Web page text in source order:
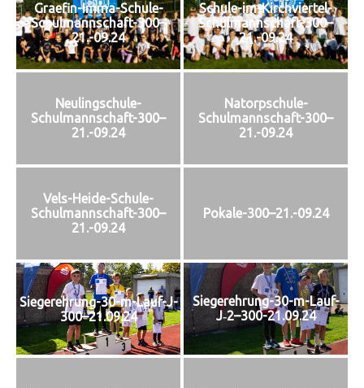
Graefin-Imma-Schule-
Schulmannschaft-300–
21.-09.24
Schule-im-Kirchviertel-
Schulmannschaft-300–
21.-09.24
Neulingschule-
Schulmannschaft-300–
21.-09.24
Natorpschule-
Schulmannschaft-300–
21.-09.24
Vels-Heide-Schule-
Schulmannschaft-300–
21.-09.24
Pokale-300–21.-09.24
Siegerehrung-30-m-Lauf-J-
300–21.09.24
Siegerehrung-30-m-Lauf-
J‑2–300-21.09.24